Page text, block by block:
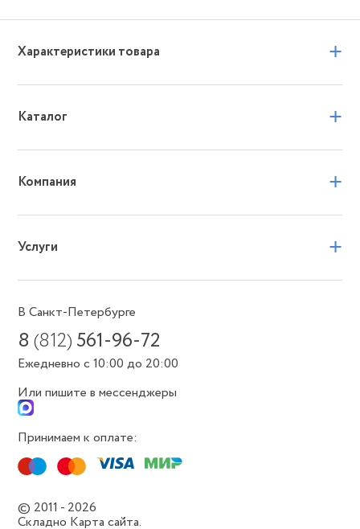
Характеристики товара +
Каталог +
Компания +
Услуги +
В Санкт-Петербурге
8(812) 561-96-72
Ежедневно с 10:00 до 20:00
Или пишите в мессенджеры
Принимаем к оплате:
© 2011 - 2026
Складно Карта сайта.